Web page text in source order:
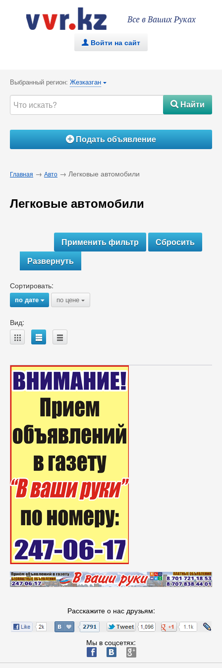
Все в Ваших Руках
. Войти на сайт
Выбранный регион: Жезказган {
#Найти
ÁПодать объявление
Главная → Авто → Легковые автомобили
Легковые автомобили
Развернуть
Сортировать:
по дате{ по цене {
Вид:
A B C
Расскажите о нас друзьям:
Мы в соцсетях:
ä æ è